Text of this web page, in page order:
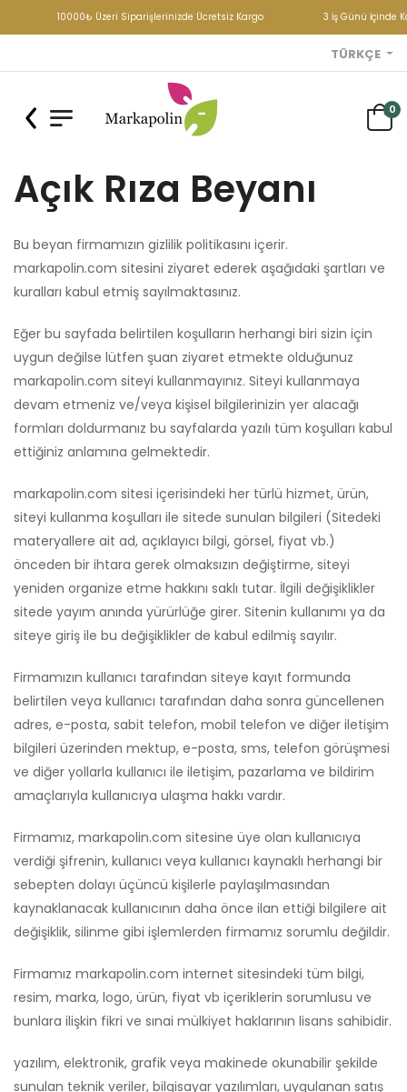
10000₺ Üzeri Siparişlerinizde Ücretsiz Kargo 3 İş Günü İçinde
TÜRKÇE
0
Açık Rıza Beyanı
Bu beyan firmamızın gizlilik politikasını içerir.
markapolin.com sitesini ziyaret ederek aşağıdaki şartları ve
kuralları kabul etmiş sayılmaktasınız.
Eğer bu sayfada belirtilen koşulların herhangi biri sizin için
uygun değilse lütfen şuan ziyaret etmekte olduğunuz
markapolin.com siteyi kullanmayınız. Siteyi kullanmaya
devam etmeniz ve/veya kişisel bilgilerinizin yer alacağı
formları doldurmanız bu sayfalarda yazılı tüm koşulları kabul
ettiğiniz anlamına gelmektedir.
markapolin.com sitesi içerisindeki her türlü hizmet, ürün,
siteyi kullanma koşulları ile sitede sunulan bilgileri (Sitedeki
materyallere ait ad, açıklayıcı bilgi, görsel, fiyat vb.)
önceden bir ihtara gerek olmaksızın değiştirme, siteyi
yeniden organize etme hakkını saklı tutar. İlgili değişiklikler
sitede yayım anında yürürlüğe girer. Sitenin kullanımı ya da
siteye giriş ile bu değişiklikler de kabul edilmiş sayılır.
Firmamızın kullanıcı tarafından siteye kayıt formunda
belirtilen veya kullanıcı tarafından daha sonra güncellenen
adres, e-posta, sabit telefon, mobil telefon ve diğer iletişim
bilgileri üzerinden mektup, e-posta, sms, telefon görüşmesi
ve diğer yollarla kullanıcı ile iletişim, pazarlama ve bildirim
amaçlarıyla kullanıcıya ulaşma hakkı vardır.
Firmamız, markapolin.com sitesine üye olan kullanıcıya
verdiği şifrenin, kullanıcı veya kullanıcı kaynaklı herhangi bir
sebepten dolayı üçüncü kişilerle paylaşılmasından
kaynaklanacak kullanıcının daha önce ilan ettiği bilgilere ait
değişiklik, silinme gibi işlemlerden firmamız sorumlu değildir.
Firmamız markapolin.com internet sitesindeki tüm bilgi,
resim, marka, logo, ürün, fiyat vb içeriklerin sorumlusu ve
bunlara ilişkin fikri ve sınai mülkiyet haklarının lisans sahibidir.
yazılım, elektronik, grafik veya makinede okunabilir şekilde
sunulan teknik veriler, bilgisayar yazılımları, uygulanan satış